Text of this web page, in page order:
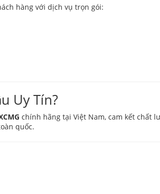
hàng với dịch vụ trọn gói:
Uy Tín?
chính hãng tại Việt Nam, cam kết chất
quốc.